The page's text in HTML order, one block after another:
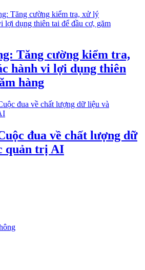
Tăng cường kiểm tra,
hành vi lợi dụng thiên
hàng
đua về chất lượng dữ
quản trị AI